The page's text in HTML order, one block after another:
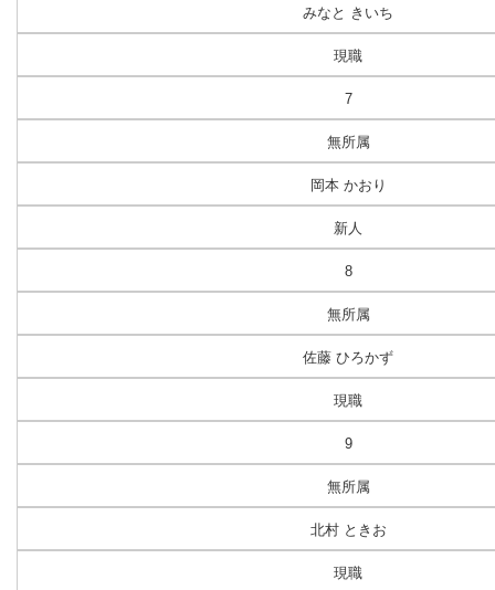
みなと きいち
現職
7
無所属
岡本 かおり
新人
8
無所属
佐藤 ひろかず
現職
9
無所属
北村 ときお
現職